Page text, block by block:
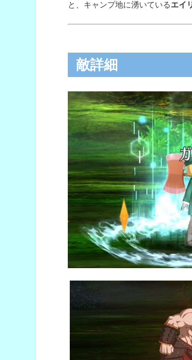
と、キャンプ地に湧いているエイ
敵詳細